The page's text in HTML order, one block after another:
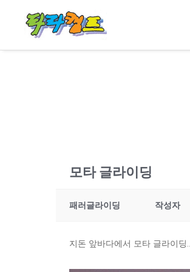
모타 글라이딩
패러글라이딩 작성자
지돈 앞바다에서 모타 글라이딩....